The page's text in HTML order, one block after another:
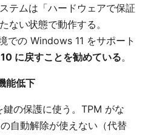
テムは「ハードウェアで保証
ない状態で動作する。
での Windows 11 をサポート
に戻すことを勧めている。
能低下
鍵の保護に使う。TPM がな
自動解除が使えない（代替